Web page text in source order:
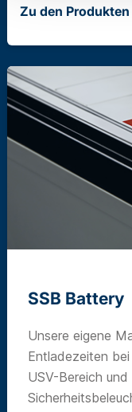
Zu den Produkten
SSB Battery
Unsere eigene
Entladezeiten
USV-Bereich